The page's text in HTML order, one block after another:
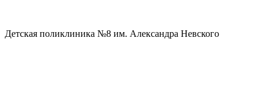
Детская поликлиника №8 им. Александра Невского